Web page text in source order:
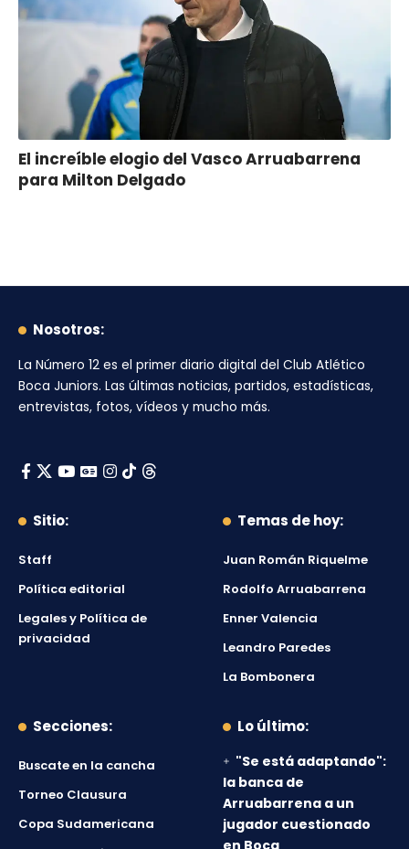
El increíble elogio del Vasco Arruabarrena
para Milton Delgado
Nosotros:
La Número 12 es el primer diario digital del Club Atlético
Boca Juniors. Las últimas noticias, partidos, estadísticas,
entrevistas, fotos, vídeos y mucho más.
Sitio:
Staff
Política editorial
Legales y Política de
privacidad
Temas de hoy:
Juan Román Riquelme
Rodolfo Arruabarrena
Enner Valencia
Leandro Paredes
La Bombonera
Secciones:
Buscate en la cancha
Torneo Clausura
Copa Sudamericana
Lo último:
"Se está adaptando":
la banca de
Arruabarrena a un
jugador cuestionado
en Boca